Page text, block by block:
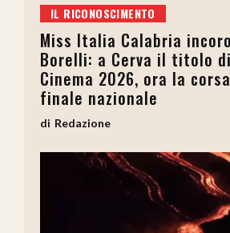
IL RICONOSCIMENTO
Miss Italia Calabria
Borelli: a Cerva il titolo
Cinema 2026, ora la
finale nazionale
Redazione